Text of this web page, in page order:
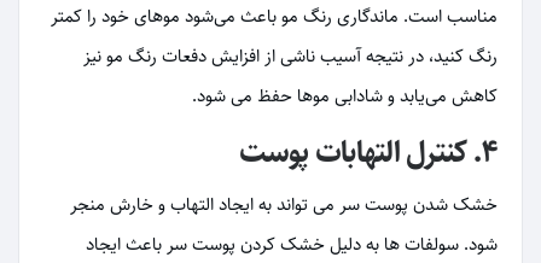
مناسب است. ماندگاری رنگ مو باعث می‌شود موهای خود را کمتر
رنگ کنید، در نتیجه آسیب ناشی از افزایش دفعات رنگ مو نیز
کاهش می‌یابد و شادابی موها حفظ می شود.
۴. کنترل التهابات پوست
خشک شدن پوست سر می تواند به ایجاد التهاب و خارش منجر
شود. سولفات ها به دلیل خشک کردن پوست سر باعث ایجاد